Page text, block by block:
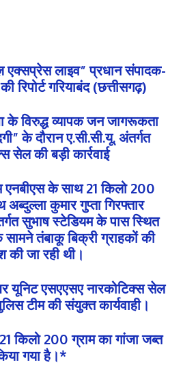
एक्सप्रेस लाइव” प्रधान संपादक-
गरियाबंद (छत्तीसगढ़)
के विरुद्ध व्यापक जन जागरूकता
के दौरान ए.सी.सी.यू. अंतर्गत
सेल की बड़ी कार्रवाई
एनबीएस के साथ 21 किलो 200
कुमार गुप्ता गिरफ्तार
सुभाष स्टेडियम के पास स्थित
सामने तंबाकू बिक्री ग्राहकों की
की जा रही थी।
यूनिट एसएएसए नारकोटिक्स सेल
टीम की संयुक्त कार्यवाही।
किलो 200 ग्राम का गांजा जब्त
गया है।*